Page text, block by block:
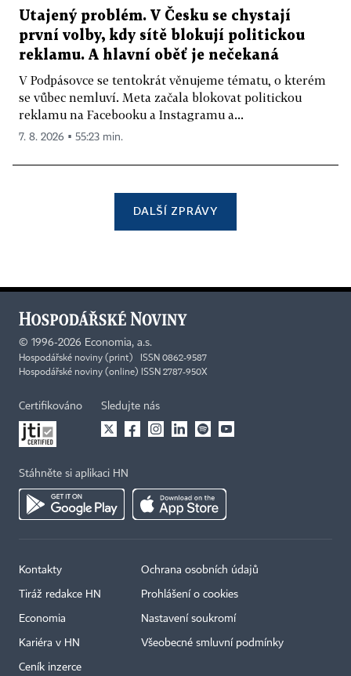
Utajený problém. V Česku se chystají
první volby, kdy sítě blokují politickou
reklamu. A hlavní oběť je nečekaná
V Podpásovce se tentokrát věnujeme tématu, o kterém
se vůbec nemluví. Meta začala blokovat politickou
reklamu na Facebooku a Instagramu a...
7. 8. 2026 ▪ 55:23 min.
DALŠÍ ZPRÁVY
© 1996-2026 Economia, a.s.
Hospodářské noviny (print) ISSN 0862-9587
Hospodářské noviny (online) ISSN 2787-950X
Certifikováno Sledujte nás
Stáhněte si aplikaci HN
Kontakty
Tiráž redakce HN
Economia
Kariéra v HN
Ceník inzerce
Ochrana osobních údajů
Prohlášení o cookies
Nastavení soukromí
Všeobecné smluvní podmínky